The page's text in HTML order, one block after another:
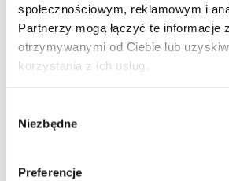
społecznościowym, reklamowym i
Partnerzy mogą łączyć te informacje
otrzymywanymi od Ciebie lub
korzystania z ich usług.
zgody
Niezbędne
Preferencje
Filtr do wody 1/2” skośny